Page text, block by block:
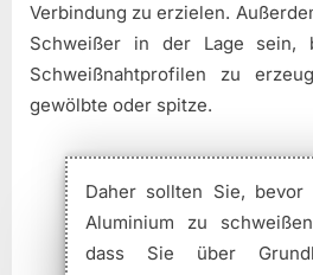
Verbindung zu erzielen.
Schweißer in der Lage sein,
Schweißnahtprofilen zu
gewölbte oder spitze.
Daher sollten Sie, bevor
Aluminium zu
dass Sie über